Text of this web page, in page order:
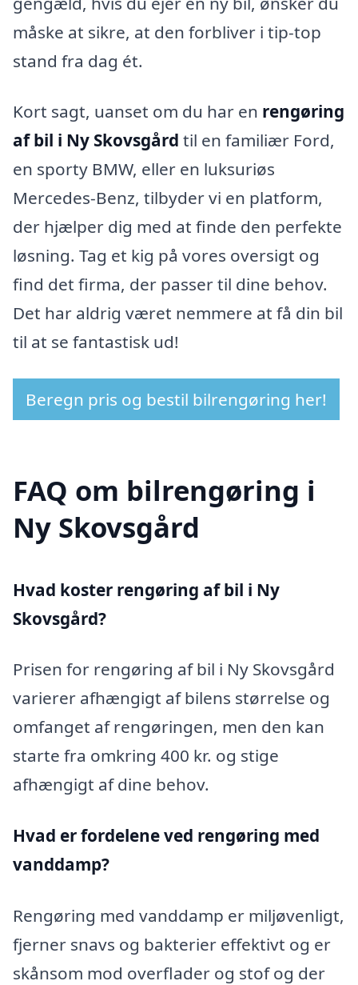
måske at sikre, at den forbliver i tip-top
stand fra dag ét.
Kort sagt, uanset om du har en rengøring
af bil i Ny Skovsgård til en familiær Ford,
en sporty BMW, eller en luksuriøs
Mercedes-Benz, tilbyder vi en platform,
der hjælper dig med at finde den perfekte
løsning. Tag et kig på vores oversigt og
find det firma, der passer til dine behov.
Det har aldrig været nemmere at få din bil
til at se fantastisk ud!
Beregn pris og bestil bilrengøring her!
FAQ om bilrengøring i
Ny Skovsgård
Hvad koster rengøring af bil i Ny
Skovsgård?
Prisen for rengøring af bil i Ny Skovsgård
varierer afhængigt af bilens størrelse og
omfanget af rengøringen, men den kan
starte fra omkring 400 kr. og stige
afhængigt af dine behov.
Hvad er fordelene ved rengøring med
vanddamp?
Rengøring med vanddamp er miljøvenligt,
fjerner snavs og bakterier effektivt og er
skånsom mod overflader og stof og der